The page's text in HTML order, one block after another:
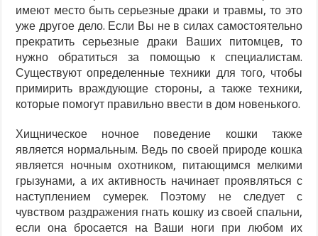
имеют место быть серьезные драки и травмы, то это
уже другое дело. Если Вы не в силах самостоятельно
прекратить серьезные драки Ваших питомцев, то
нужно обратиться за помощью к специалистам.
Существуют определенные техники для того, чтобы
примирить враждующие стороны, а также техники,
которые помогут правильно ввести в дом новенького.
Хищническое ночное поведение кошки также
является нормальным. Ведь по своей природе кошка
является ночным охотником, питающимся мелкими
грызунами, а их активность начинает проявляться с
наступлением сумерек. Поэтому не следует с
чувством раздражения гнать кошку из своей спальни,
если она бросается на Ваши ноги при любом их